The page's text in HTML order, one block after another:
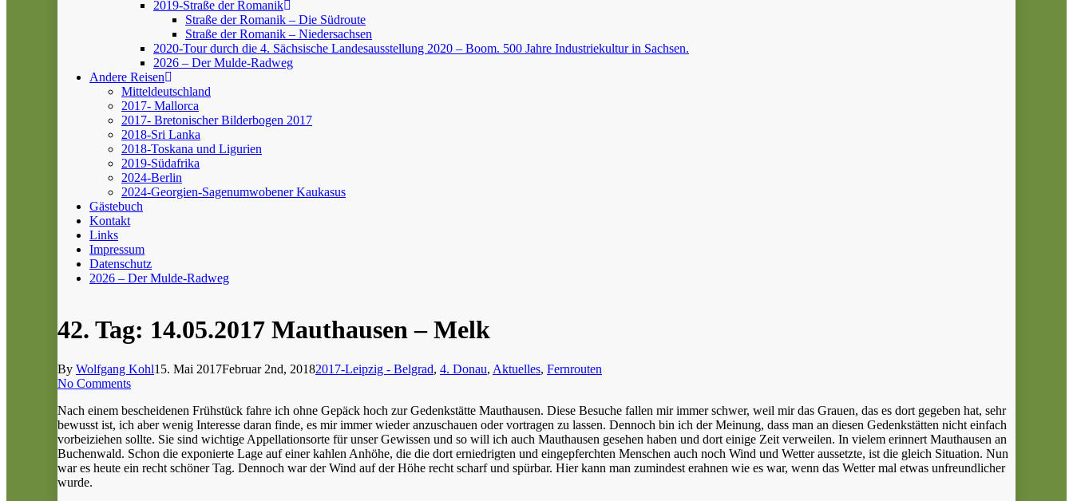
2019-Straße der Romanik
Straße der Romanik – Die Südroute
Straße der Romanik – Niedersachsen
2020-Tour durch die 4. Sächsische Landesausstellung 2020 – Boom. 500 Jahre Industriekultur in Sachsen.
2026 – Der Mulde-Radweg
Andere Reisen
Mitteldeutschland
2017- Mallorca
2017- Bretonischer Bilderbogen 2017
2018-Sri Lanka
2018-Toskana und Ligurien
2019-Südafrika
2024-Berlin
2024-Georgien-Sagenumwobener Kaukasus
Gästebuch
Kontakt
Links
Impressum
Datenschutz
2026 – Der Mulde-Radweg
42. Tag: 14.05.2017 Mauthausen – Melk
By Wolfgang Kohl15. Mai 2017Februar 2nd, 20182017-Leipzig - Belgrad, 4. Donau, Aktuelles, Fernrouten
No Comments
Nach einem bescheidenen Frühstück fahre ich ohne Gepäck hoch zur Gedenkstätte Mauthausen. Diese Besuche fallen mir immer schwer, weil mir das Grauen, das es dort gegeben hat, sehr
bewusst ist, ich aber wenig Interesse daran finde, es mir immer wieder anzuschauen oder vortragen zu lassen. Dennoch bin ich der Meinung, dass man an diesen Gedenkstätten nicht einfach
vorbeiziehen sollte. Sie sind wichtige Appellationsorte für unser Gewissen und so will ich auch Mauthausen gesehen haben und dort einige Zeit verweilen. In vielem erinnert Mauthausen an
Buchenwald. Schon die exponierte Lage auf einer kahlen Anhöhe, die die dort erniedrigten und eingepferchten Menschen auch noch Wind und Wetter aussetzte, ist die gleich Situation. Nun
war es heute ein recht schöner Tag. Dennoch war der Wind auf der Höhe recht scharf und spürbar. Hier kann man zumindest erahnen wie es war, wenn das Wetter mal etwas unfreundlicher
wurde.